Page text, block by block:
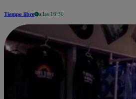
Tiempo libre a las 16:30